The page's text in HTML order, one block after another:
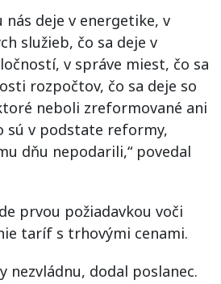
nás deje v energetike, v
služieb, čo sa deje v
v správe miest, čo sa
rozpočtov, čo sa deje so
neboli zreformované ani
sú v podstate reformy,
dňu nepodarili,“ povedal
prvou požiadavkou voči
taríf s trhovými cenami.
nezvládnu, dodal poslanec.